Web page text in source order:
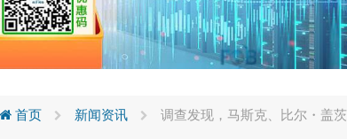
首页 新闻资讯 调查发现，马斯克、比尔・盖